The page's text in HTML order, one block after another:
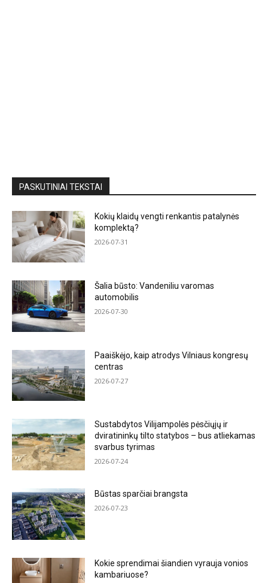
PASKUTINIAI TEKSTAI
Kokių klaidų vengti renkantis patalynės
komplektą?
2026-07-31
Šalia būsto: Vandeniliu varomas
automobilis
2026-07-30
Paaiškėjo, kaip atrodys Vilniaus kongresų
centras
2026-07-27
Sustabdytos Vilijampolės pėsčiųjų ir
dviratininkų tilto statybos – bus atliekamas
svarbus tyrimas
2026-07-24
Būstas sparčiai brangsta
2026-07-23
Kokie sprendimai šiandien vyrauja vonios
kambariuose?